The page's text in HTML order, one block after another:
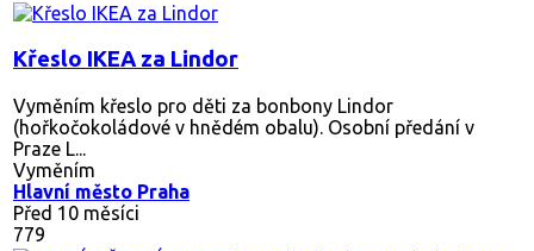
Křeslo IKEA za Lindor
Vyměním křeslo pro děti za bonbony Lindor
(hořkočokoládové v hnědém obalu). Osobní předání v
Praze L...
Vyměním
Hlavní město Praha
Před 10 měsíci
779